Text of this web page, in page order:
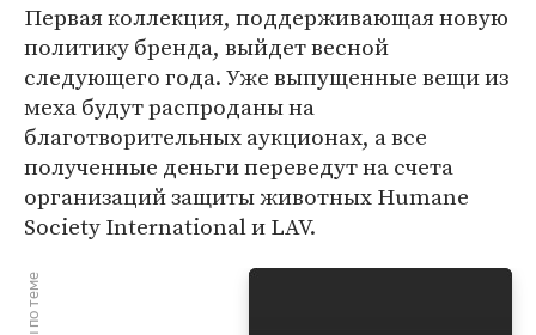
Первая коллекция, поддерживающая новую
политику бренда, выйдет весной
следующего года. Уже выпущенные вещи из
меха будут распроданы на
благотворительных аукционах, а все
полученные деньги переведут на счета
организаций защиты животных Humane
Society International и LAV.